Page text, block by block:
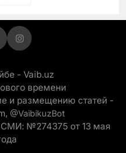
- Vaib.uz
времени
и размещению статей -
@VaibikuzBot
СМИ: №274375 от 13 мая